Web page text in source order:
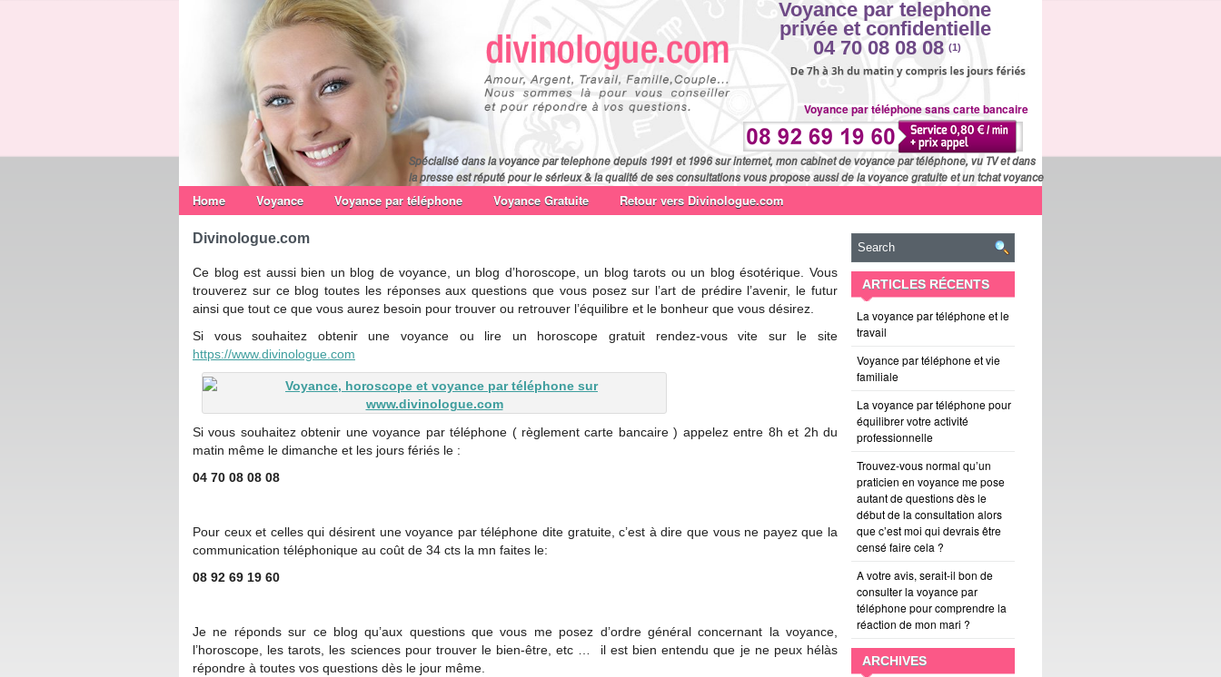
Voyance par telephone
privée et confidentielle
04 70 08 08 08 (1)
Voyance par téléphone sans carte bancaire
Spécialisé dans la voyance par telephone depuis 1991 et 1996 sur internet, mon cabinet de voyance par téléphone, vu TV et dans
la presse est réputé pour le sérieux & la qualité de ses consultations vous propose aussi de la voyance gratuite et un tchat voyance
Home Voyance Voyance par téléphone Voyance Gratuite Retour vers Divinologue.com
Divinologue.com
Ce blog est aussi bien un blog de voyance, un blog d’horoscope, un blog tarots ou un blog ésotérique. Vous
trouverez sur ce blog toutes les réponses aux questions que vous posez sur l’art de prédire l’avenir, le futur
ainsi que tout ce que vous aurez besoin pour trouver ou retrouver l’équilibre et le bonheur que vous désirez.
Si vous souhaitez obtenir une voyance ou lire un horoscope gratuit rendez-vous vite sur le site
https://www.divinologue.com
Si vous souhaitez obtenir une voyance par téléphone ( règlement carte bancaire ) appelez entre 8h et 2h du
matin même le dimanche et les jours fériés le :
04 70 08 08 08
Pour ceux et celles qui désirent une voyance par téléphone dite gratuite, c’est à dire que vous ne payez que la
communication téléphonique au coût de 34 cts la mn faites le:
08 92 69 19 60
Je ne réponds sur ce blog qu’aux questions que vous me posez d’ordre général concernant la voyance,
l’horoscope, les tarots, les sciences pour trouver le bien-être, etc … il est bien entendu que je ne peux hélàs
répondre à toutes vos questions dès le jour même.
ARTICLES RÉCENTS
La voyance par téléphone et le
travail
Voyance par téléphone et vie
familiale
La voyance par téléphone pour
équilibrer votre activité
professionnelle
Trouvez-vous normal qu’un
praticien en voyance me pose
autant de questions dès le
début de la consultation alors
que c’est moi qui devrais être
censé faire cela ?
A votre avis, serait-il bon de
consulter la voyance par
téléphone pour comprendre la
réaction de mon mari ?
ARCHIVES